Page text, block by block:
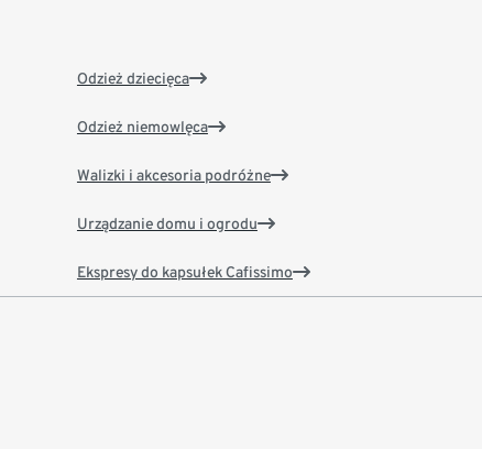
Odzież dziecięca
Odzież niemowlęca
Walizki i akcesoria podróżne
Urządzanie domu i ogrodu
Ekspresy do kapsułek Cafissimo